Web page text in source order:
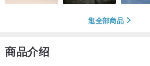
逛全部商品
商品介绍